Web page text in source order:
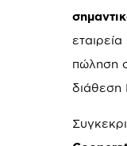
πώληση
διάθεση